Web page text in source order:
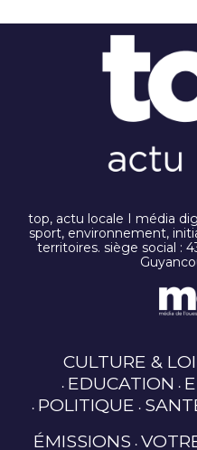
top, actu locale I média
sport, environnement,
territoires. siège social :
CULTURE &
EDUCATION
POLITIQUE
ÉMISSIONS